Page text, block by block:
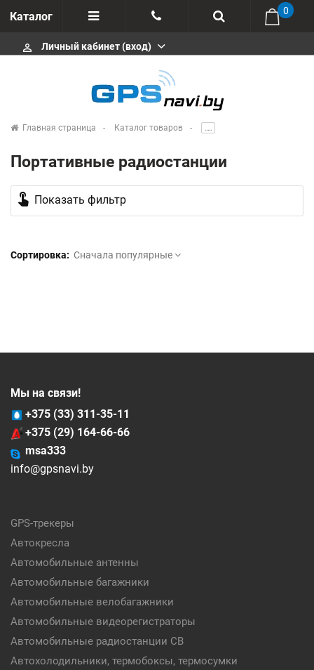
Каталог
Отзывы
+375 291646666
msa333
info@gpsnavi.by
0
perm_identity Личный кабинет (вход)
Главная страница Каталог товаров .....
Портативные радиостанции
touch_app Показать фильтр
Сортировка: Сначала популярные
Мы на связи!
+375 (33) 311-35-11
+375 (29) 164-66-66
msa333
info@gpsnavi.by
GPS-трекеры
Автокресла
Автомобильные антенны
Автомобильные багажники
Автомобильные велобагажники
Автомобильные видеорегистраторы
Автомобильные радиостанции CB
Автохолодильники, термобоксы, термосумки